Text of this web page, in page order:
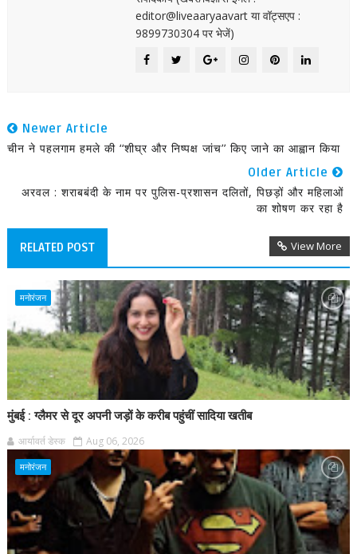
editor@liveaaryaavart या वॉट्सएप :
9899730304 पर भेजें)
Newer Article
चीन ने पहलगाम हमले की ‘‘शीघ्र और निष्पक्ष जांच’’ किए जाने का आह्वान किया
Older Article
अरवल : शराबबंदी के नाम पर पुलिस-प्रशासन दलितों, पिछड़ों और महिलाओं
का शोषण कर रहा है
RELATED POST View More
मनोरंजन
मुंबई : ग्लैमर से दूर अपनी जड़ों के करीब पहुंचीं सादिया खतीब
आर्यावर्त डेस्क Aug 06, 2026
मनोरंजन